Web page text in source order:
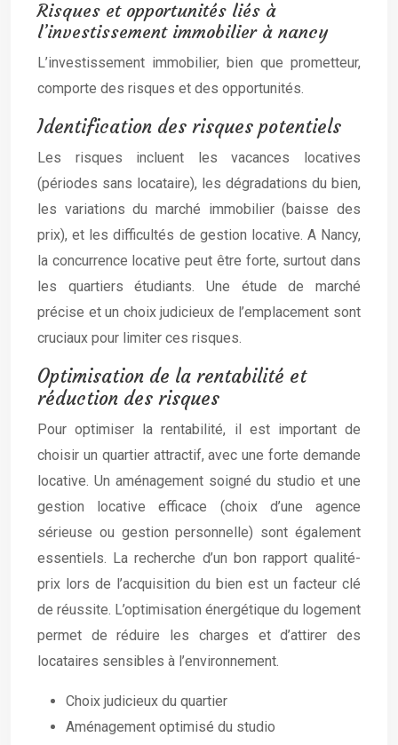
Risques et opportunités liés à
l’investissement immobilier à nancy
L’investissement immobilier, bien que prometteur,
comporte des risques et des opportunités.
Identification des risques potentiels
Les risques incluent les vacances locatives
(périodes sans locataire), les dégradations du bien,
les variations du marché immobilier (baisse des
prix), et les difficultés de gestion locative. A Nancy,
la concurrence locative peut être forte, surtout dans
les quartiers étudiants. Une étude de marché
précise et un choix judicieux de l’emplacement sont
cruciaux pour limiter ces risques.
Optimisation de la rentabilité et
réduction des risques
Pour optimiser la rentabilité, il est important de
choisir un quartier attractif, avec une forte demande
locative. Un aménagement soigné du studio et une
gestion locative efficace (choix d’une agence
sérieuse ou gestion personnelle) sont également
essentiels. La recherche d’un bon rapport qualité-
prix lors de l’acquisition du bien est un facteur clé
de réussite. L’optimisation énergétique du logement
permet de réduire les charges et d’attirer des
locataires sensibles à l’environnement.
Choix judicieux du quartier
Aménagement optimisé du studio